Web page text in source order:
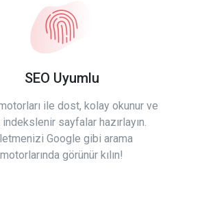
SEO Uyumlu
ile dost, kolay okunur ve
indekslenir sayfalar hazırlayın.
Google gibi arama
motorlarında görünür kılın!